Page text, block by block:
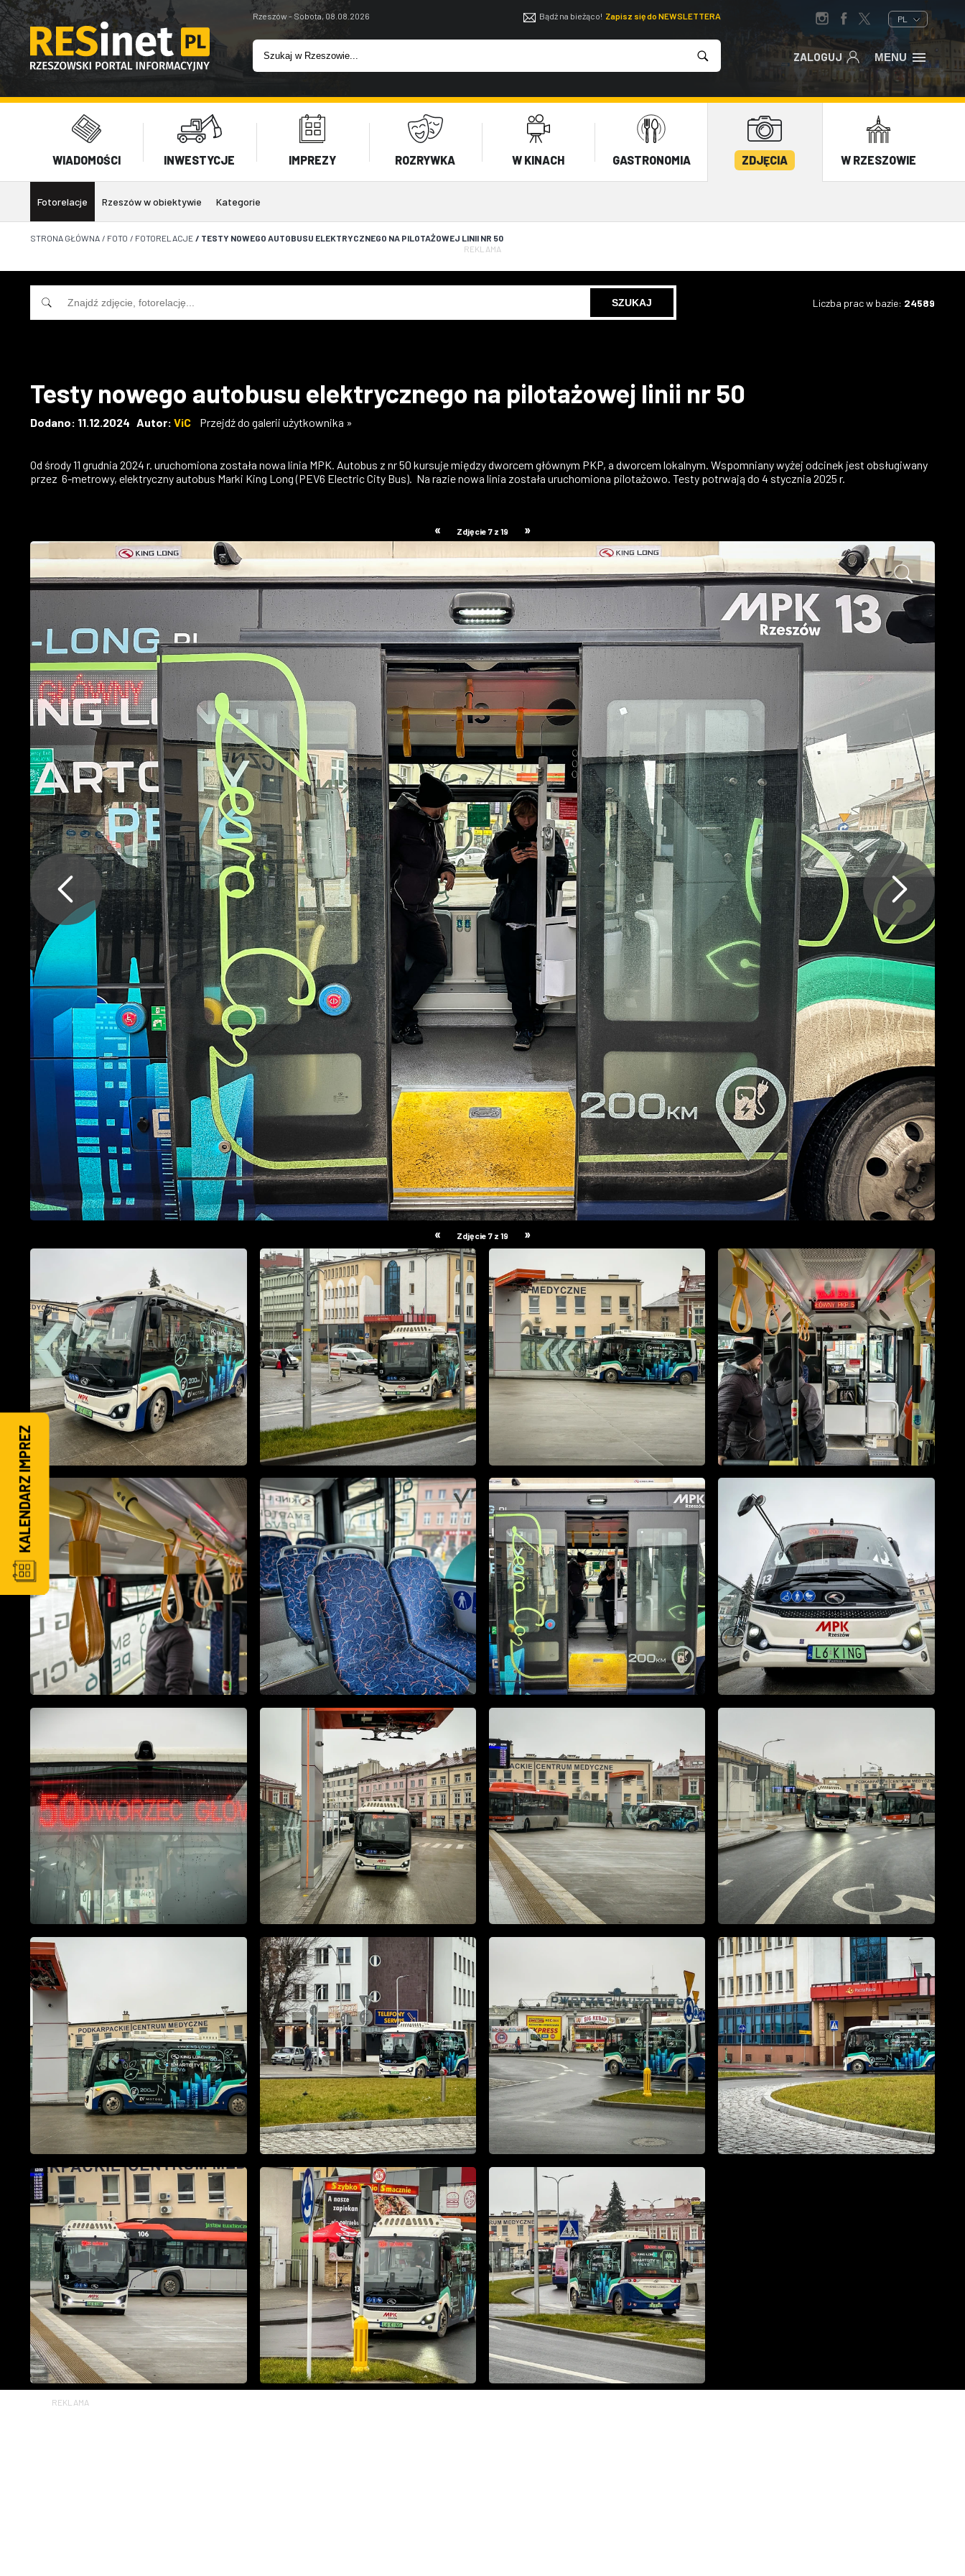
Rzeszów - Sobota, 08.08.2026 Bądź na bieżąco! Zapisz się do NEWSLETTERA PL
ZALOGUJ MENU
WIADOMOŚCI INWESTYCJE IMPREZY ROZRYWKA W KINACH GASTRONOMIA ZDJĘCIA W RZESZOWIE
Fotorelacje Rzeszów w obiektywie Kategorie
STRONA GŁÓWNA / FOTO / FOTORELACJE / TESTY NOWEGO AUTOBUSU ELEKTRYCZNEGO NA PILOTAŻOWEJ LINII NR 50
REKLAMA
Liczba prac w bazie: 24589
Testy nowego autobusu elektrycznego na pilotażowej linii nr 50
Dodano: 11.12.2024 Autor: ViC Przejdź do galerii użytkownika »
Od środy 11 grudnia 2024 r. uruchomiona została nowa linia MPK. Autobus z nr 50 kursuje między dworcem głównym PKP, a dworcem lokalnym. Wspomniany wyżej odcinek jest obsługiwany
przez 6-metrowy, elektryczny autobus Marki King Long (PEV6 Electric City Bus). Na razie nowa linia została uruchomiona pilotażowo. Testy potrwają do 4 stycznia 2025 r.
« Zdjęcie 7 z 19 »
« Zdjęcie 7 z 19 »
REKLAMA
KALENDARZ IMPREZ